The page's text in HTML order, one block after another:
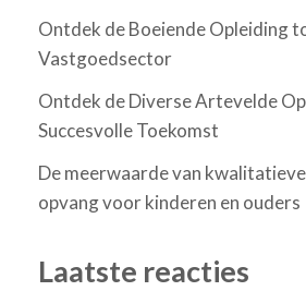
Ontdek de Boeiende Opleiding
Vastgoedsector
Ontdek de Diverse Artevelde
Succesvolle Toekomst
De meerwaarde van
opvang voor kinderen en ouders
Laatste reacties